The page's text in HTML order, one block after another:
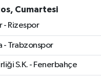
Cumartesi
- Rizespor
- Trabzonspor
S.K. - Fenerbahçe